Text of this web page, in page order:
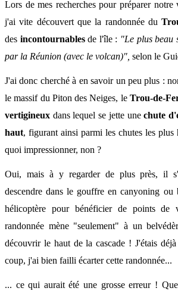
Lors de mes recherches pour préparer
j'ai vite découvert que la randonnée du
des incontournablesde l'île : "Le plus beau
par la Réunion (avec le volcan)", selon le
J'ai donc cherché à en savoir un peu plus :
le massif du Piton des Neiges, le Trou-de-
vertigineux dans lequel se jette unechute
haut, figurant ainsi parmi les chutes les
quoi impressionner, non ?
Oui, mais à y regarder de plus près, il
descendre dans le gouffre en canyoning ou
hélicoptère pour bénéficier de points de
randonnée mène "seulement" à un
découvrir le haut de la cascade ! J'étais
coup, j'ai bien failli écarter cette randonnée...
... ce qui aurait été une grosse erreur !